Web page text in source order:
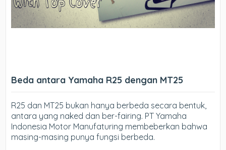
Beda antara Yamaha R25 dengan MT25
R25 dan MT25 bukan hanya berbeda secara bentuk,
antara yang naked dan ber-fairing. PT Yamaha
Indonesia Motor Manufaturing membeberkan bahwa
masing-masing punya fungsi berbeda.